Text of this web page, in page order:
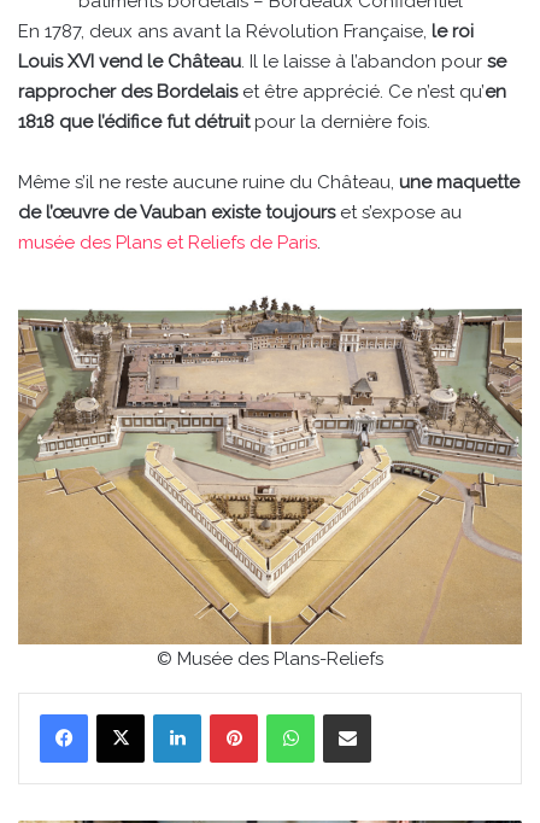
En 1787, deux ans avant la Révolution Française, le roi
Louis XVI vend le Château. Il le laisse à l’abandon pour se
rapprocher des Bordelaiset être apprécié. Ce n’est qu’en
1818 que l’édifice fut détruitpour la dernière fois.
Même s’il ne reste aucune ruine du Château, une maquette
de l’œuvre de Vauban existe toujourset s’expose au
musée des Plans et Reliefs de Paris.
© Musée des Plans-Reliefs
LinkedinPinterestWhatsAppPartager par email